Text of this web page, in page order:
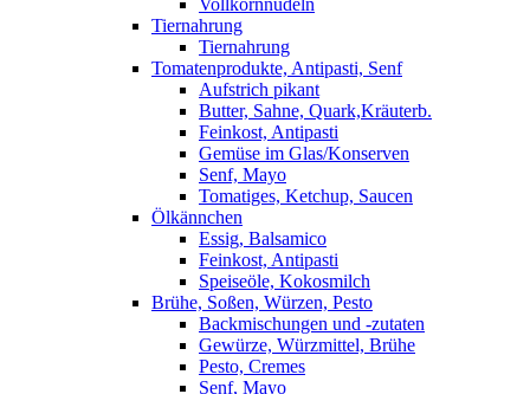
Vollkornnudeln
Tiernahrung
Tiernahrung
Tomatenprodukte, Antipasti, Senf
Aufstrich pikant
Butter, Sahne, Quark,Kräuterb.
Feinkost, Antipasti
Gemüse im Glas/Konserven
Senf, Mayo
Tomatiges, Ketchup, Saucen
Ölkännchen
Essig, Balsamico
Feinkost, Antipasti
Speiseöle, Kokosmilch
Brühe, Soßen, Würzen, Pesto
Backmischungen und -zutaten
Gewürze, Würzmittel, Brühe
Pesto, Cremes
Senf, Mayo